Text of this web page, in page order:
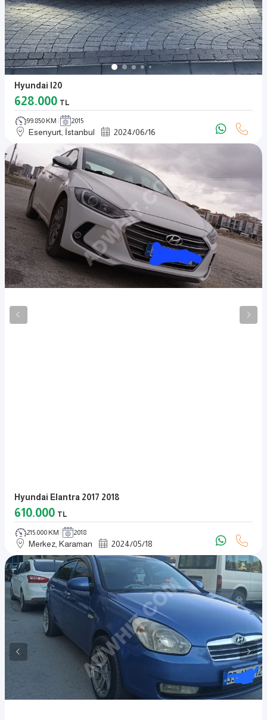
Hyundai I20
628.000 TL
99.850 KM 2015
Esenyurt, İstanbul 2024/06/16
Hyundai Elantra 2017 2018
610.000 TL
215.000 KM 2018
Merkez, Karaman 2024/05/18